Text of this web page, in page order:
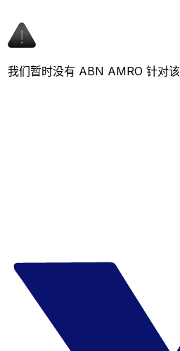
我们暂时没有 ABN AMRO 针对